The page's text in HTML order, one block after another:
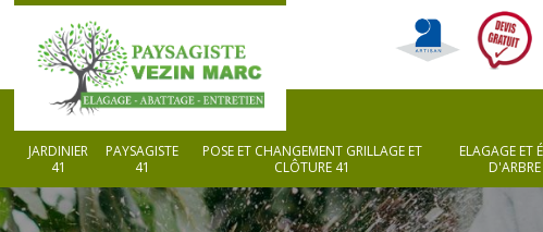
JARDINIER
41
PAYSAGISTE
41
POSE ET CHANGEMENT GRILLAGE ET
CLÔTURE 41
ELAGAGE ET
D'ARBRE